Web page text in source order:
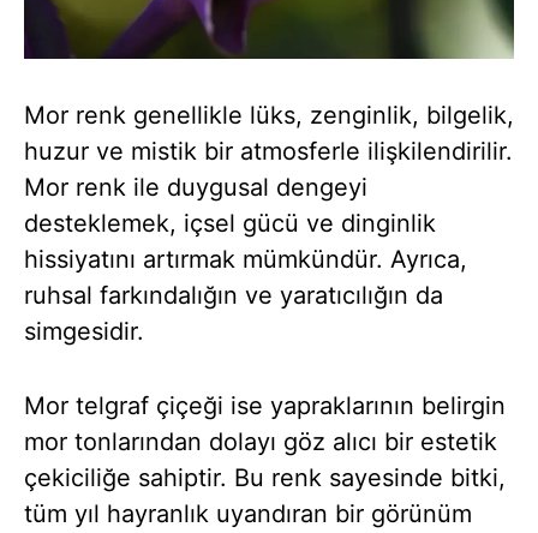
Mor renk genellikle lüks, zenginlik, bilgelik,
huzur ve mistik bir atmosferle ilişkilendirilir.
Mor renk ile duygusal dengeyi
desteklemek, içsel gücü ve dinginlik
hissiyatını artırmak mümkündür. Ayrıca,
ruhsal farkındalığın ve yaratıcılığın da
simgesidir.
Mor telgraf çiçeği ise yapraklarının belirgin
mor tonlarından dolayı göz alıcı bir estetik
çekiciliğe sahiptir. Bu renk sayesinde bitki,
tüm yıl hayranlık uyandıran bir görünüm